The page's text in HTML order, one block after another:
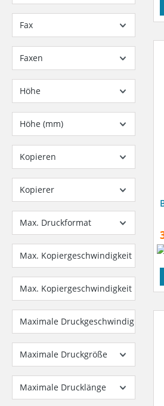
Fax
Faxen
Höhe
Höhe (mm)
Kopieren
Kopierer
Max. Druckformat
Max. Kopiergeschwindigkeit Farbe
Max. Kopiergeschwindigkeit
Maximale Druckgeschwindigkeit
Maximale Druckgröße
Maximale Drucklänge